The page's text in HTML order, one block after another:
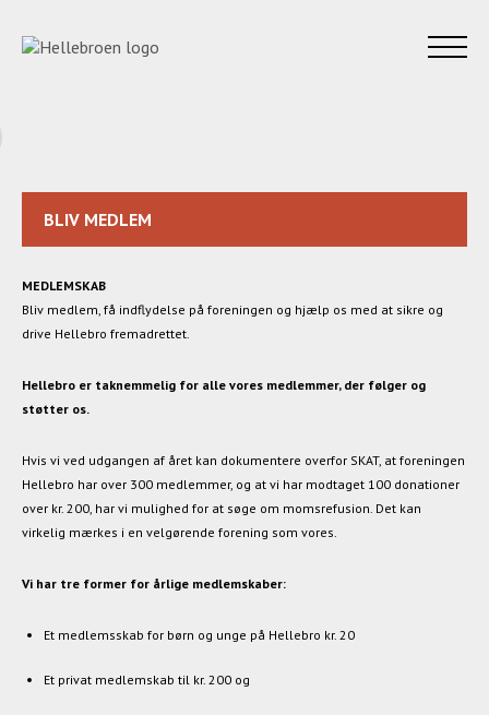
BLIV MEDLEM
MEDLEMSKAB
Bliv medlem, få indflydelse på foreningen og hjælp os med at sikre og
drive Hellebro fremadrettet.
Hellebro er taknemmelig for alle vores medlemmer, der følger og
støtter os.
Hvis vi ved udgangen af året kan dokumentere overfor SKAT, at foreningen
Hellebro har over 300 medlemmer, og at vi har modtaget 100 donationer
over kr. 200, har vi mulighed for at søge om momsrefusion. Det kan
virkelig mærkes i en velgørende forening som vores.
Vi har tre former for årlige medlemskaber:
Et medlemsskab for børn og unge på Hellebro kr. 20
Et privat medlemskab til kr. 200 og